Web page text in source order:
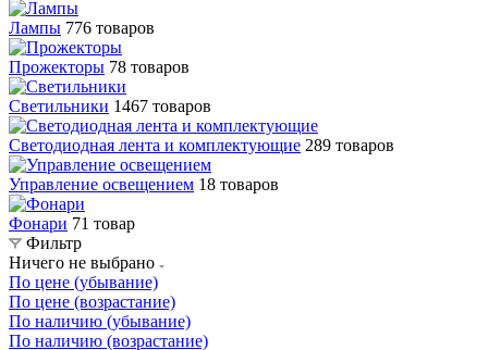
Лампы 776 товаров
Прожекторы 78 товаров
Светильники 1467 товаров
Светодиодная лента и комплектующие 289 товаров
Управление освещением 18 товаров
Фонари 71 товар
Фильтр
Ничего не выбрано
По цене (убывание)
По цене (возрастание)
По наличию (убывание)
По наличию (возрастание)